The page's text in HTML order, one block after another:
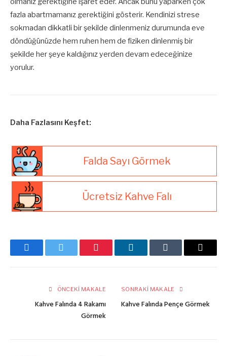
fazla abartmamanız gerektiğini gösterir. Kendinizi strese
sokmadan dikkatli bir şekilde dinlenmeniz durumunda eve
döndüğünüzde hem ruhen hem de fiziken dinlenmiş bir
şekilde her şeye kaldığınız yerden devam edeceğinize
yorulur.
Daha Fazlasını Keşfet:
Falda Sayı Görmek
Ücretsiz Kahve Falı
FacebookTwitter Pinterest LinkedInTumblr
E-
ÖNCEKI MAKALE
Kahve Falında 4 Rakamı
Görmek
SONRAKI MAKALE
Kahve Falında Pençe Görmek